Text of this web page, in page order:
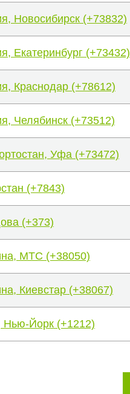
Новосибирск (+73832)
Екатеринбург (+73432)
Краснодар (+78612)
Челябинск (+73512)
Уфа (+73472)
(+7843)
(+373)
МТС (+38050)
Киевстар (+38067)
Йорк (+1212)